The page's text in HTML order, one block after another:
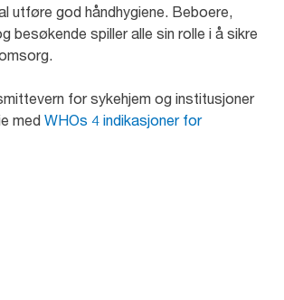
utføre god håndhygiene. Beboere,
besøkende spiller alle sin rolle i å sikre
for sykehjem og institusjoner
med WHOs 4 indikasjoner for